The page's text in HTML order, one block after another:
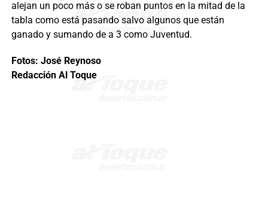
alejan un poco más o se roban puntos en la mitad de la
tabla como está pasando salvo algunos que están
ganado y sumando de a 3 como Juventud.
Fotos: José Reynoso
Redacción Al Toque